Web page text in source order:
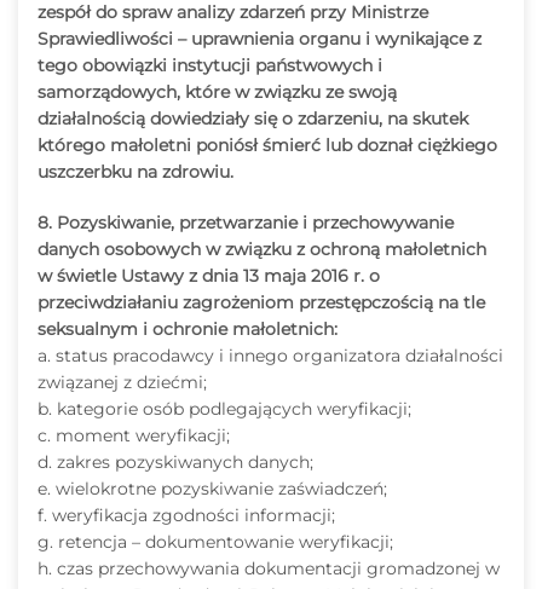
zespół do spraw analizy zdarzeń przy Ministrze
Sprawiedliwości – uprawnienia organu i wynikające z
tego obowiązki instytucji państwowych i
samorządowych, które w związku ze swoją
działalnością dowiedziały się o zdarzeniu, na skutek
którego małoletni poniósł śmierć lub doznał ciężkiego
uszczerbku na zdrowiu.
8. Pozyskiwanie, przetwarzanie i przechowywanie
danych osobowych w związku z ochroną małoletnich
w świetle Ustawy z dnia 13 maja 2016 r. o
przeciwdziałaniu zagrożeniom przestępczością na tle
seksualnym i ochronie małoletnich:
a. status pracodawcy i innego organizatora działalności
związanej z dziećmi;
b. kategorie osób podlegających weryfikacji;
c. moment weryfikacji;
d. zakres pozyskiwanych danych;
e. wielokrotne pozyskiwanie zaświadczeń;
f. weryfikacja zgodności informacji;
g. retencja – dokumentowanie weryfikacji;
h. czas przechowywania dokumentacji gromadzonej w